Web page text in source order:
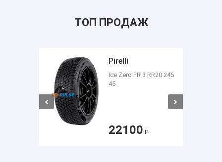
ТОП ПРОДАЖ
Pirelli
Ice Zero FR 3 RR20 245
45
22100 ₽